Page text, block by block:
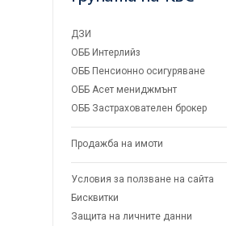
ДЗИ
ОББ Интерлийз
ОББ Пенсионно осигуряване
ОББ Асет мениджмънт
ОББ Застрахователен брокер
Продажба на имоти
Условия за ползване на сайта
Бисквитки
Защита на личните данни